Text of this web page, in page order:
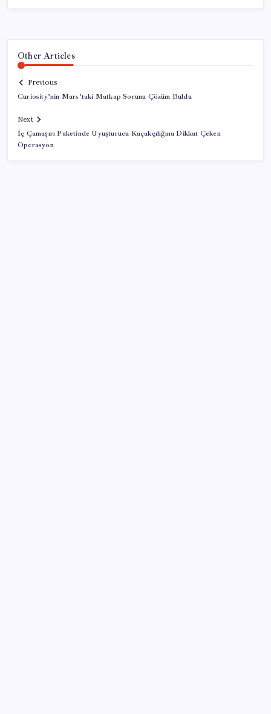
Other Articles
Previous
Curiosity’nin Mars’taki Matkap Sorunu Çözüm Buldu
Next
İç Çamaşırı Paketinde Uyuşturucu Kaçakçılığına Dikkat Çeken
Operasyon